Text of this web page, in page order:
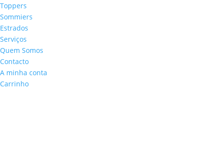
Toppers
Sommiers
Estrados
Serviços
Quem Somos
Contacto
A minha conta
Carrinho